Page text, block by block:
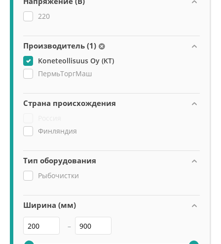
220
Производитель (1)
Koneteollisuus Oy (KT)
ПермьТоргМаш
Страна происхождения
Финляндия
Тип оборудования
Рыбочистки
Ширина (мм)
–